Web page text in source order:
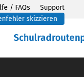
/ FAQs
Support
skizzieren